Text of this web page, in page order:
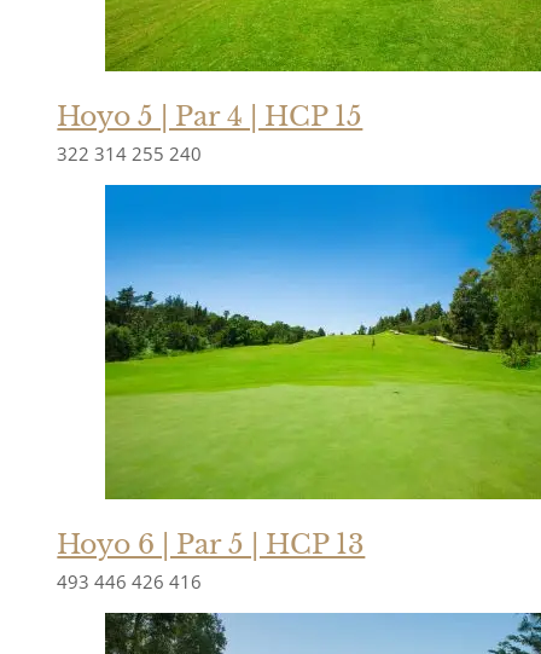
Hoyo 5 | Par 4 | HCP 15
322 314 255 240
Hoyo 6 | Par 5 | HCP 13
493 446 426 416